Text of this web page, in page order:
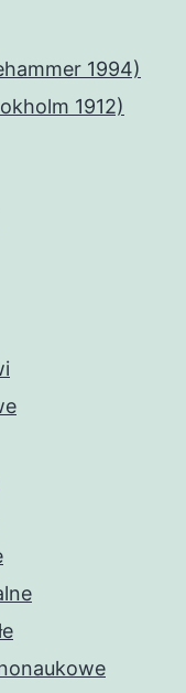
1994)
1912)